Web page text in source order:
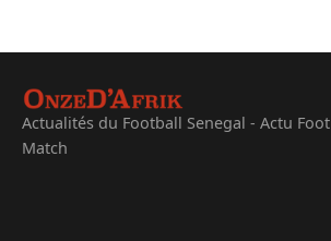
Actualités du Football Senegal - Actu Foot
Match